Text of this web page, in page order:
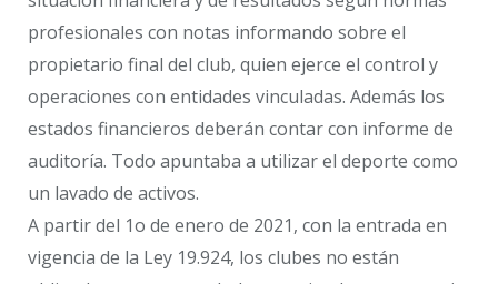
profesionales con notas informando sobre el
propietario final del club, quien ejerce el control y
operaciones con entidades vinculadas. Además los
estados financieros deberán contar con informe de
auditoría. Todo apuntaba a utilizar el deporte como
un lavado de activos.
A partir del 1o de enero de 2021, con la entrada en
vigencia de la Ley 19.924, los clubes no están